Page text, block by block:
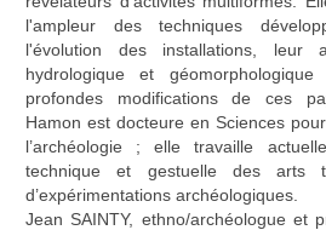
l'ampleur des techniques
l'évolution des installations, leur
hydrologique et
profondes modifications de ces
Hamon est docteure en Sciences
l’archéologie ; elle travaille
technique et gestuelle des arts
d’expérimentations archéologiques.
Jean SAINTY, ethno/archéologue et